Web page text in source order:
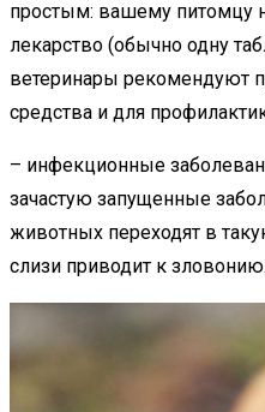
простым: вашему питомцу
лекарство (обычно одну
ветеринары рекомендуют
средства и для
– инфекционные
зачастую запущенные
животных переходят в
слизи приводит к зловонию.